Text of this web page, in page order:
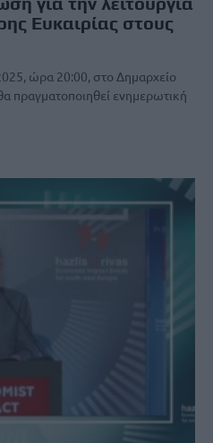
Ευκαιρίας στους
ώρα 20:00, στο Δημαρχείο
πραγματοποιηθεί ενημερωτική